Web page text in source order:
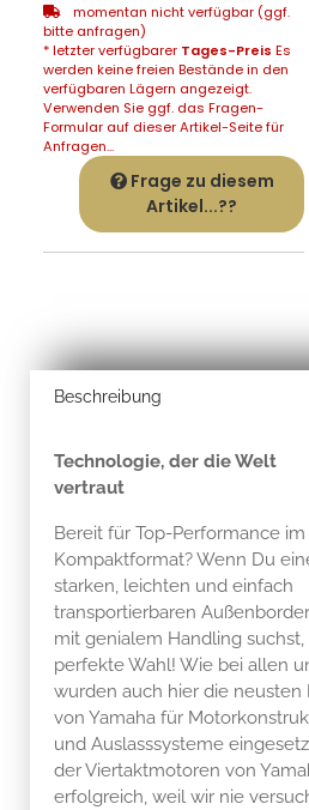
momentan nicht verfügbar (ggf.
bitte anfragen)
* letzter verfügbarer Tages-Preis Es
werden keine freien Bestände in den
verfügbaren Lägern angezeigt.
Verwenden Sie ggf. das Fragen-
Formular auf dieser Artikel-Seite für
Anfragen...
Frage zu diesem
Artikel...??
Beschreibung
Technologie, der die Welt
vertraut
Bereit für Top-Performance im
Kompaktformat? Wenn Du
starken, leichten und einfach
transportierbaren Außenborder
mit genialem Handling
perfekte Wahl! Wie bei allen
wurden auch hier die
von Yamaha für
und Auslasssysteme
der Viertaktmotoren von
erfolgreich, weil wir nie